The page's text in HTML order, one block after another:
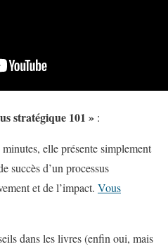
stratégique 101 » :
elle présente simplement
succès d’un processus
et de l’impact. Vous
dans les livres (enfin oui, mais